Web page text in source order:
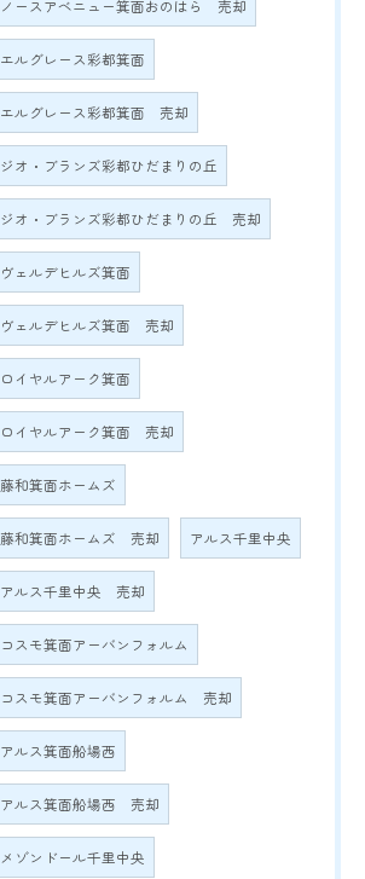
ノースアベニュー箕面おのはら 売却
エルグレース彩都箕面
エルグレース彩都箕面 売却
ジオ・ブランズ彩都ひだまりの丘
ジオ・ブランズ彩都ひだまりの丘 売却
ヴェルデヒルズ箕面
ヴェルデヒルズ箕面 売却
ロイヤルアーク箕面
ロイヤルアーク箕面 売却
藤和箕面ホームズ
藤和箕面ホームズ 売却 アルス千里中央
アルス千里中央 売却
コスモ箕面アーバンフォルム
コスモ箕面アーバンフォルム 売却
アルス箕面船場西
アルス箕面船場西 売却
メゾンドール千里中央